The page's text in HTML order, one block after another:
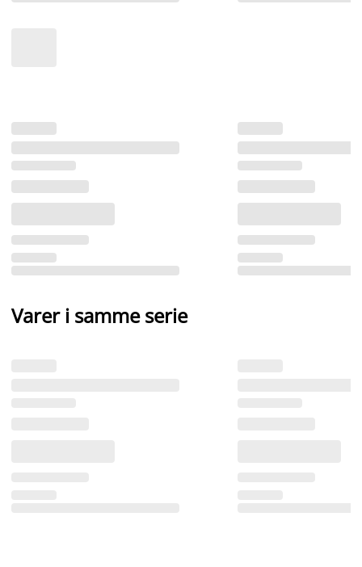
Varer i samme serie